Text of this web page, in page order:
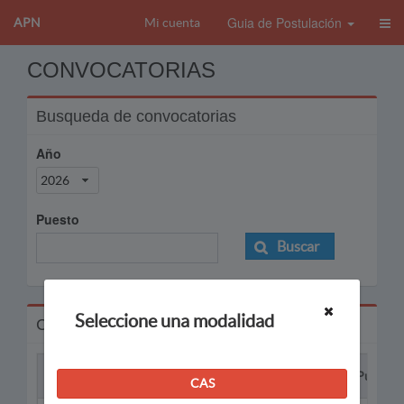
APN Mi cuenta Guia de Postulación
CONVOCATORIAS
Busqueda de convocatorias
Año
2026
Puesto
Buscar
Convocatorias
Puesto
Seleccione una modalidad
CAS